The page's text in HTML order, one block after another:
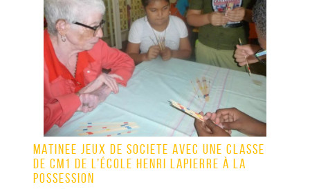
MATINÉE JEUX DE SOCIÉTÉ AVEC UNE CLASSE
DE CM1 DE L’ÉCOLE HENRI LAPIERRE À LA
POSSESSION